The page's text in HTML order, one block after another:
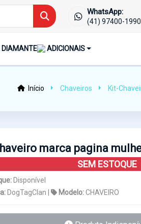
WhatsApp:
(41) 97400-1990
DIAMANTE ADICIONAIS
Início Chaveiros Kit-
marca pagina
SEM ESTOQUE
Disponível
DogTagClan | Modelo:CHAVEIRO